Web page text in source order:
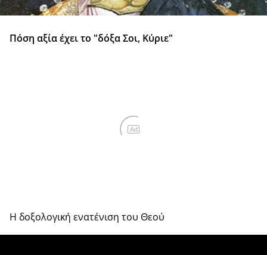
Πόση αξία έχει το "δόξα Σοι, Κύριε"
Ad
Η δοξολογική ενατένιση του Θεού